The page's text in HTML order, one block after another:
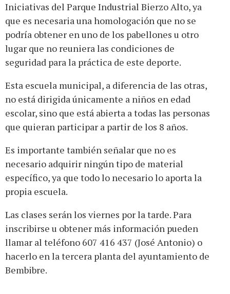
Iniciativas del Parque Industrial Bierzo Alto, ya
que es necesaria una homologación que no se
podría obtener en uno de los pabellones u otro
lugar que no reuniera las condiciones de
seguridad para la práctica de este deporte.
Esta escuela municipal, a diferencia de las otras,
no está dirigida únicamente a niños en edad
escolar, sino que está abierta a todas las personas
que quieran participar a partir de los 8 años.
Es importante también señalar que no es
necesario adquirir ningún tipo de material
específico, ya que todo lo necesario lo aporta la
propia escuela.
Las clases serán los viernes por la tarde. Para
inscribirse u obtener más información pueden
llamar al teléfono 607 416 437 (José Antonio) o
hacerlo en la tercera planta del ayuntamiento de
Bembibre.